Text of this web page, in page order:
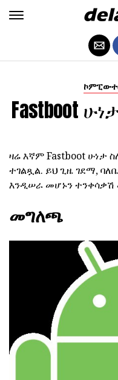
Fastboot
ዛሬ እኛም Fastboot ሁነታ
ተገልጿል. ይህ ጊዜ ገደማ,
እንዲሠራ መሆኑን ተንቀሳቃሽ
መግለጫ